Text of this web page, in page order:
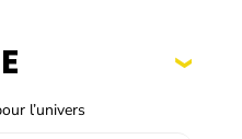
l’univers